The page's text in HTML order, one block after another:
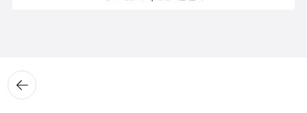
뒤로가
기